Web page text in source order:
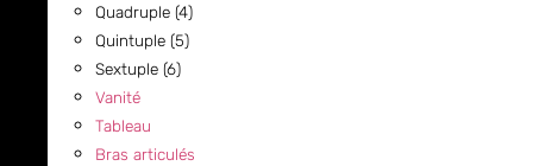
Quadruple (4)
Quintuple (5)
Sextuple (6)
Vanité
Tableau
Bras articulés